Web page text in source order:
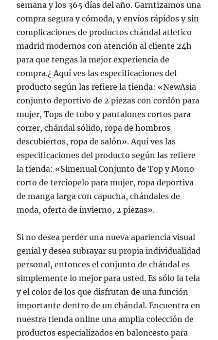
semana y los 365 días del año. Garntizamos una
compra segura y cómoda, y envíos rápidos y sin
complicaciones de productos chándal atletico
madrid modernos con atención al cliente 24h
para que tengas la mejor experiencia de
compra.¿ Aquí ves las especificaciones del
producto según las refiere la tienda: «NewAsia
conjunto deportivo de 2 piezas con cordón para
mujer, Tops de tubo y pantalones cortos para
correr, chándal sólido, ropa de hombros
descubiertos, ropa de salón». Aquí ves las
especificaciones del producto según las refiere
la tienda: «Simenual Conjunto de Top y Mono
corto de terciopelo para mujer, ropa deportiva
de manga larga con capucha, chándales de
moda, oferta de invierno, 2 piezas».
Si no desea perder una nueva apariencia visual
genial y desea subrayar su propia individualidad
personal, entonces el conjunto de chándal es
simplemente lo mejor para usted. Es sólo la tela
y el color de los que disfrutan de una función
importante dentro de un chándal. Encuentra en
nuestra tienda online una amplia colección de
productos especializados en baloncesto para